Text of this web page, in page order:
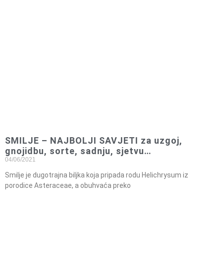
SMILJE – NAJBOLJI SAVJETI za uzgoj,
gnojidbu, sorte, sadnju, sjetvu…
04/06/2021
Smilje je dugotrajna biljka koja pripada rodu Helichrysum iz
porodice Asteraceae, a obuhvaća preko